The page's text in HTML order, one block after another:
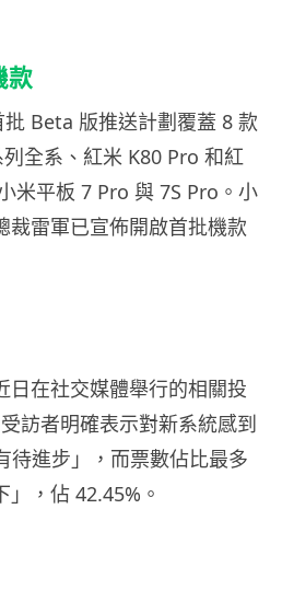
款
Beta 版推送計劃覆蓋 8 款
全系、紅米 K80 Pro 和紅
米平板 7 Pro 與 7S Pro。小
裁雷軍已宣佈開啟首批機款
日在社交媒體舉行的相關投
訪者明確表示對新系統感到
待進步」，而票數佔比最多
，佔 42.45%。